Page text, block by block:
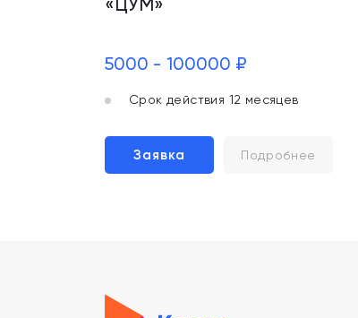
5000 - 100000 ₽
Срок действия 12 месяцев
Заявка Подробнее